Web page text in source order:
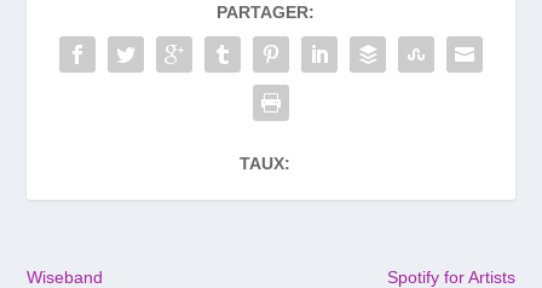
PARTAGER:
TAUX:
Wiseband
Spotify for Artists